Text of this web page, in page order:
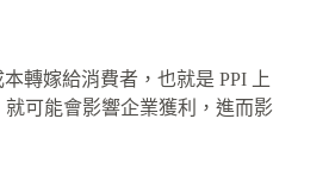
轉嫁給消費者，也就是 PPI 上
可能會影響企業獲利，進而影